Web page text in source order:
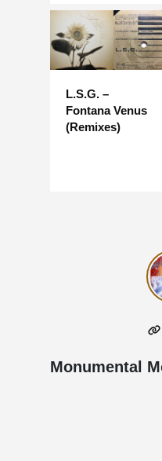
L.S.G. –
Fontana Venus
(Remixes)
Monumental